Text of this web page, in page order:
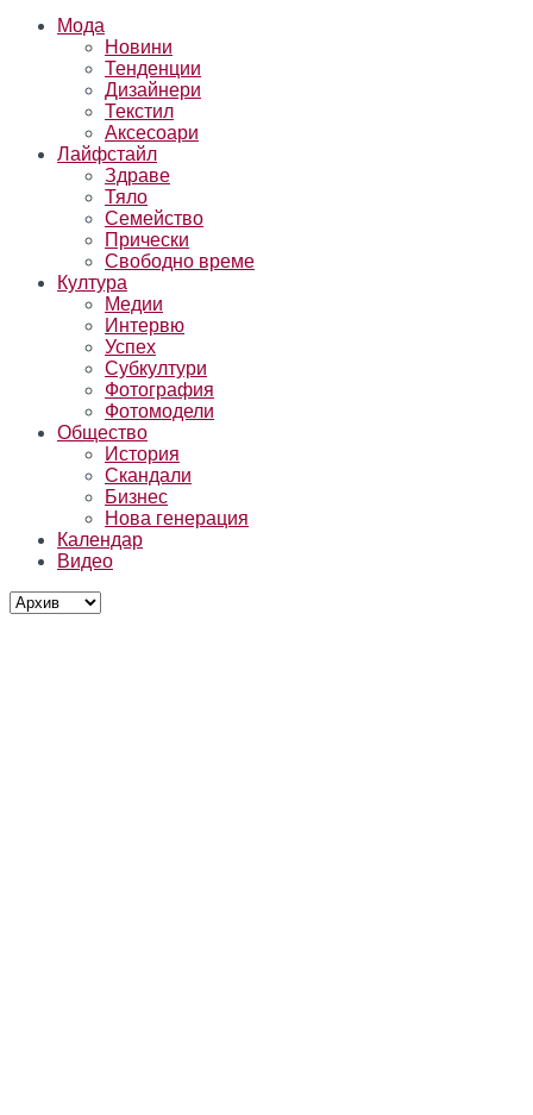
Мода
Новини
Тенденции
Дизайнери
Текстил
Аксесоари
Лайфстайл
Здраве
Тяло
Семейство
Прически
Свободно време
Култура
Медии
Интервю
Успех
Субкултури
Фотография
Фотомодели
Общество
История
Скандали
Бизнес
Нова генерация
Календар
Видео